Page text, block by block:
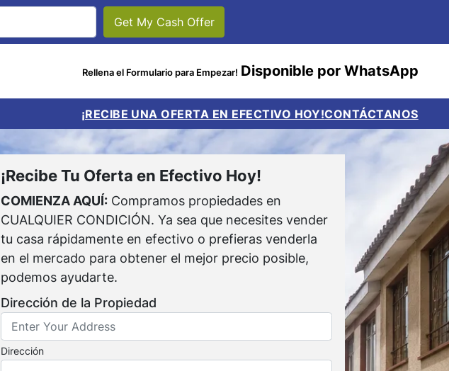
Rellena el Formulario para Empezar! Disponible por WhatsApp
¡RECIBE UNA OFERTA EN EFECTIVO HOY!CONTÁCTANOS
¡Recibe Tu Oferta en Efectivo Hoy!
COMIENZA AQUÍ: Compramos propiedades en
CUALQUIER CONDICIÓN. Ya sea que necesites vender
tu casa rápidamente en efectivo o prefieras venderla
en el mercado para obtener el mejor precio posible,
podemos ayudarte.
Dirección de la Propiedad
Dirección